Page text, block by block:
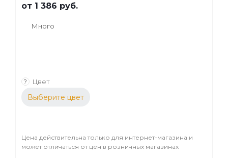
от 1 386 руб.
Много
? Цвет
Выберите цвет
Цена действительна только для интернет-магазина и
может отличаться от цен в розничных магазинах